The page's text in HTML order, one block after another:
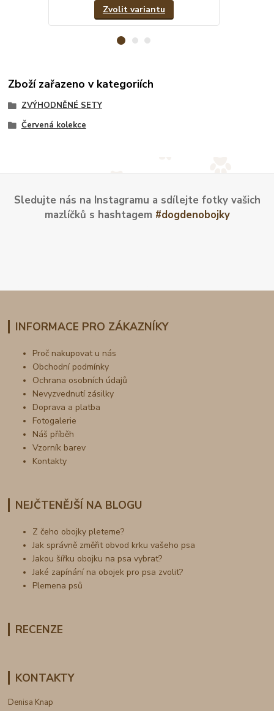
Zvolit variantu
Zboží zařazeno v kategoriích
ZVÝHODNĚNÉ SETY
Červená kolekce
Sledujte nás na Instagramu a sdílejte fotky vašich
mazlíčků s hashtagem #dogdenobojky
INFORMACE PRO ZÁKAZNÍKY
Proč nakupovat u nás
Obchodní podmínky
Ochrana osobních údajů
Nevyzvednutí zásilky
Doprava a platba
Fotogalerie
Náš příběh
Vzorník barev
Kontakty
NEJČTENĚJŠÍ NA BLOGU
Z čeho obojky pleteme?
Jak správně změřit obvod krku vašeho psa
Jakou šířku obojku na psa vybrat?
Jaké zapínání na obojek pro psa zvolit?
Plemena psů
RECENZE
KONTAKTY
Denisa Knap